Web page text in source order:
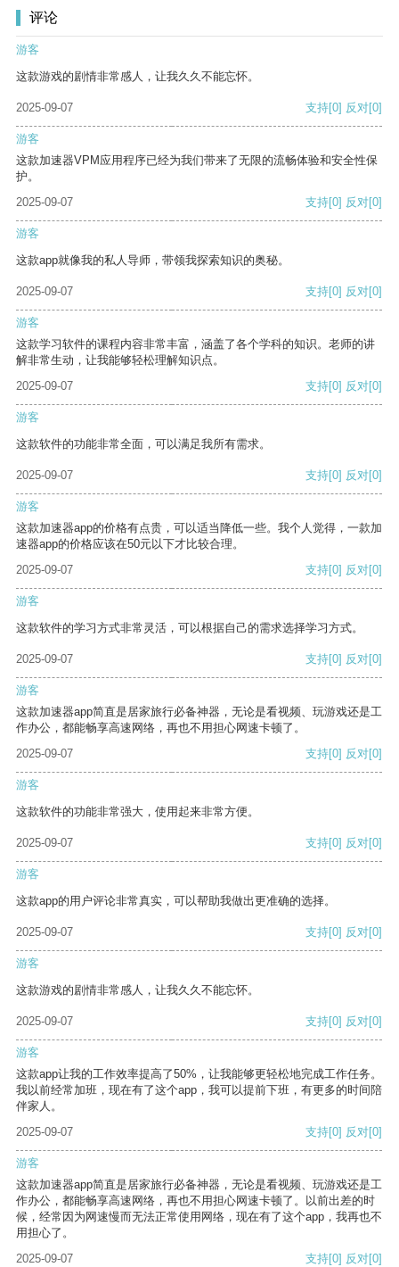
评论
游客
这款游戏的剧情非常感人，让我久久不能忘怀。
2025-09-07 支持[0] 反对[0]
游客
这款加速器VPM应用程序已经为我们带来了无限的流畅体验和安全性保
护。
2025-09-07
支持[0] 反对[0]
游客
这款app就像我的私人导师，带领我探索知识的奥秘。
2025-09-07 支持[0] 反对[0]
游客
这款学习软件的课程内容非常丰富，涵盖了各个学科的知识。老师的讲
解非常生动，让我能够轻松理解知识点。
2025-09-07
支持[0] 反对[0]
游客
这款软件的功能非常全面，可以满足我所有需求。
2025-09-07 支持[0] 反对[0]
游客
这款加速器app的价格有点贵，可以适当降低一些。我个人觉得，一款加
速器app的价格应该在50元以下才比较合理。
2025-09-07
支持[0] 反对[0]
游客
这款软件的学习方式非常灵活，可以根据自己的需求选择学习方式。
2025-09-07 支持[0] 反对[0]
游客
这款加速器app简直是居家旅行必备神器，无论是看视频、玩游戏还是工
作办公，都能畅享高速网络，再也不用担心网速卡顿了。
2025-09-07
支持[0] 反对[0]
游客
这款软件的功能非常强大，使用起来非常方便。
2025-09-07 支持[0] 反对[0]
游客
这款app的用户评论非常真实，可以帮助我做出更准确的选择。
2025-09-07 支持[0] 反对[0]
游客
这款游戏的剧情非常感人，让我久久不能忘怀。
2025-09-07 支持[0] 反对[0]
游客
这款app让我的工作效率提高了50%，让我能够更轻松地完成工作任务。
我以前经常加班，现在有了这个app，我可以提前下班，有更多的时间陪
伴家人。
2025-09-07
支持[0] 反对[0]
游客
这款加速器app简直是居家旅行必备神器，无论是看视频、玩游戏还是工
作办公，都能畅享高速网络，再也不用担心网速卡顿了。以前出差的时
候，经常因为网速慢而无法正常使用网络，现在有了这个app，我再也不
用担心了。
2025-09-07
支持[0] 反对[0]